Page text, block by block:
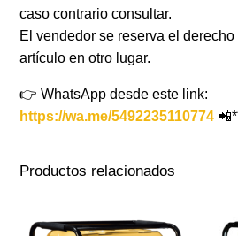
caso contrario consultar.
El vendedor se reserva el
artículo en otro lugar.
👉 WhatsApp desde este link:
https://wa.me/5492235110774
Productos relacionados